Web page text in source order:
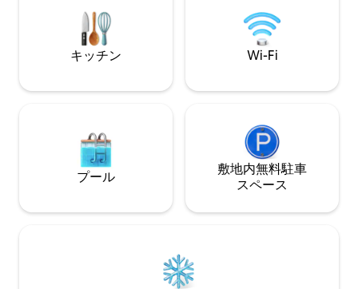
ュー用の炭は追加料金5ユーロでご利用い
ただけます。または、ご自身の炭をご持
参いただくのが最適です。
ウナでリラックス
キッチン Wi-Fi
プール
敷地内無料駐⁠車
ス⁠ペ⁠ー⁠ス